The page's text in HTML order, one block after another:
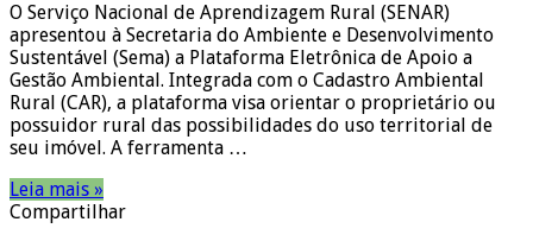
O Serviço Nacional de Aprendizagem Rural (SENAR)
apresentou à Secretaria do Ambiente e Desenvolvimento
Sustentável (Sema) a Plataforma Eletrônica de Apoio a
Gestão Ambiental. Integrada com o Cadastro Ambiental
Rural (CAR), a plataforma visa orientar o proprietário ou
possuidor rural das possibilidades do uso territorial de
seu imóvel. A ferramenta …
Leia mais »
Compartilhar